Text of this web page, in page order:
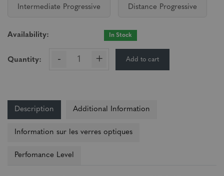
Intermediate Progressive Distance Progressive
Availability: In Stock
Quantity: - + Add to cart
Description Additional Information
Information sur les verres optiques
Perfomance Level